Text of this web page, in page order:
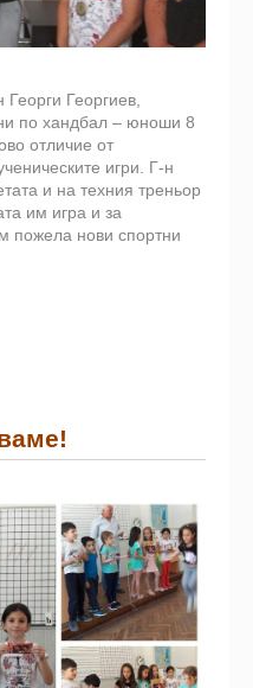
Георгиев,
по хандбал – юноши 8
отличие от
игри. Г-н
и на техния треньор
им игра и за
пожела нови спортни